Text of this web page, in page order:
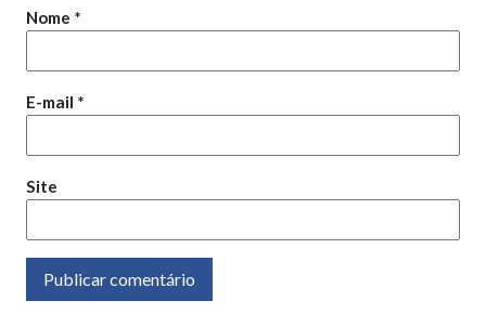
Nome *
E-mail *
Site